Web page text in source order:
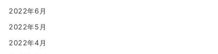
2022年6月
2022年5月
2022年4月